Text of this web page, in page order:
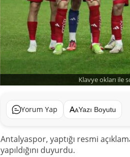
Klavye okları ile
Yorum Yap Yazı Boyutu
Antalyaspor, yaptığı resmi
yapıldığını duyurdu.